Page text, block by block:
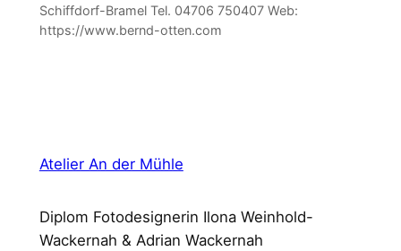
Schiffdorf-Bramel Tel. 04706 750407‬ Web:
https://www.bernd-otten.com
Atelier An der Mühle
Diplom Fotodesignerin Ilona Weinhold-
Wackernah & Adrian Wackernah